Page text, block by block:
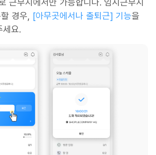
근무지에서만 가능합니다. 임시근무지
경우, [아무곳에서나 출퇴근] 기능을
세요.